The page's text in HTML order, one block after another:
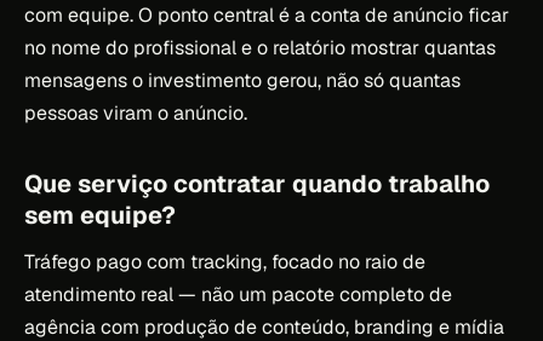
com equipe. O ponto central é a conta de anúncio ficar
no nome do profissional e o relatório mostrar quantas
mensagens o investimento gerou, não só quantas
pessoas viram o anúncio.
Que serviço contratar quando trabalho
sem equipe?
Tráfego pago com tracking, focado no raio de
atendimento real — não um pacote completo de
agência com produção de conteúdo, branding e mídia